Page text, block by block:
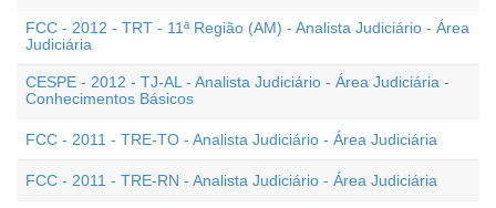
FCC - 2012 - TRT - 11ª Região (AM) - Analista Judiciário - Área
Judiciária
CESPE - 2012 - TJ-AL - Analista Judiciário - Área Judiciária -
Conhecimentos Básicos
FCC - 2011 - TRE-TO - Analista Judiciário - Área Judiciária
FCC - 2011 - TRE-RN - Analista Judiciário - Área Judiciária